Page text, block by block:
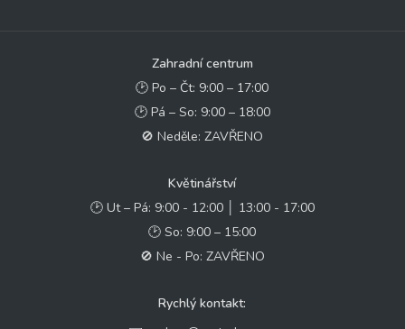
Zahradní centrum
🕑 Po – Čt: 9:00 – 17:00
🕑 Pá – So: 9:00 – 18:00
🚫 Neděle: ZAVŘENO
Květinářství
🕑 Ut – Pá: 9:00 - 12:00 │ 13:00 - 17:00
🕑 So: 9:00 – 15:00
🚫 Ne - Po: ZAVŘENO
Rychlý kontakt: